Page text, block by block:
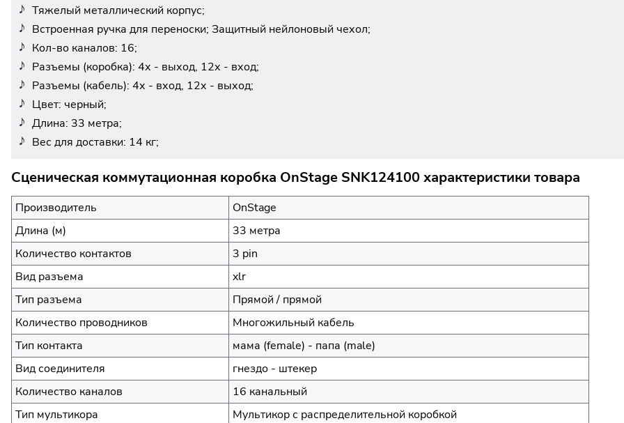
Тяжелый металлический корпус;
Встроенная ручка для переноски; Защитный нейлоновый чехол;
Кол-во каналов: 16;
Разъемы (коробка): 4х - выход, 12х - вход;
Разъемы (кабель): 4х - вход, 12х - выход;
Цвет: черный;
Длина: 33 метра;
Вес для доставки: 14 кг;
Сценическая коммутационная коробка OnStage SNK124100 характеристики товара
Производитель
OnStage
Длина (м)
33 метра
Количество контактов
3 pin
Вид разъема
xlr
Тип разъема
Прямой / прямой
Количество проводников
Многожильный кабель
Тип контакта
мама (female) - папа (male)
Вид соединителя
гнездо - штекер
Количество каналов
16 канальный
Тип мультикора
Мультикор с распределительной коробкой